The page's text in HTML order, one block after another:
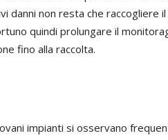
danni non resta che raccogliere
quindi prolungare il
fino alla raccolta.
impianti si osservano